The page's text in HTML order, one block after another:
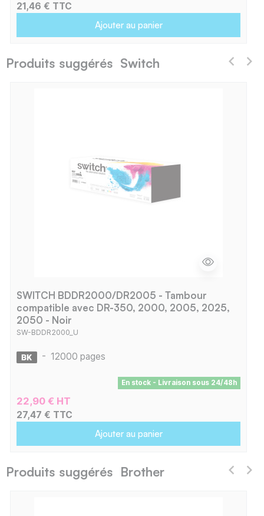
21,46 € TTC
Ajouter au panier
Produits suggérés Switch
SWITCH BDDR2000/DR2005 - Tambour
compatible avec DR-350, 2000, 2005, 2025,
2050 - Noir
SW-BDDR2000_U
- 12000 pages
En stock - Livraison sous 24/48h
22,90 € HT
27,47 € TTC
Ajouter au panier
Produits suggérés Brother